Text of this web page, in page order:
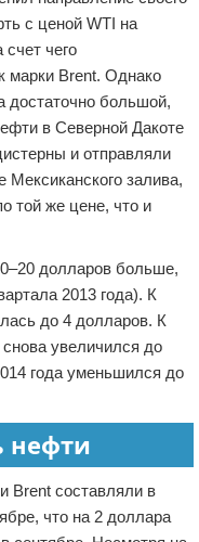
с ценой WTI на
чего
марки Brent. Однако
достаточно большой,
в Северной Дакоте
и отправляли
Мексиканского залива,
той же цене, что и
долларов больше,
2013 года). К
до 4 долларов. К
увеличился до
года уменьшился до
нефти
Brent составляли в
что на 2 доллара